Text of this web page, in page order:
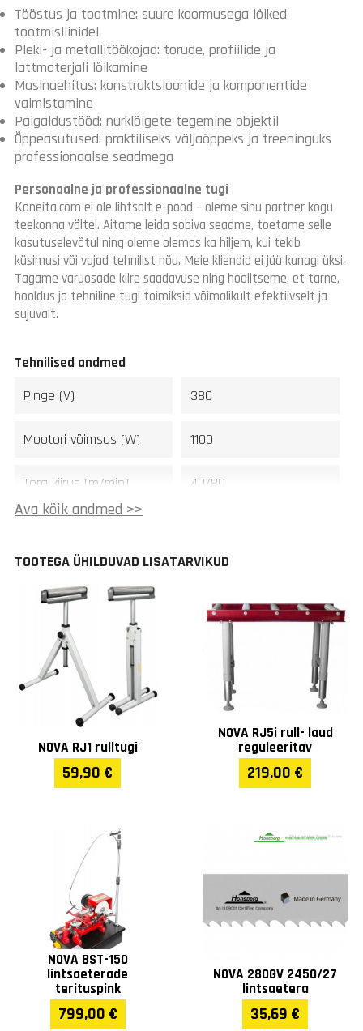
Tööstus ja tootmine: suure koormusega lõiked
tootmisliinidel
Pleki- ja metallitöökojad: torude, profiilide ja
lattmaterjali lõikamine
Masinaehitus: konstruktsioonide ja komponentide
valmistamine
Paigaldustööd: nurklõigete tegemine objektil
Õppeasutused: praktiliseks väljaõppeks ja treeninguks
professionaalse seadmega
Personaalne ja professionaalne tugi
Koneita.com ei ole lihtsalt e-pood – oleme sinu partner kogu
teekonna vältel. Aitame leida sobiva seadme, toetame selle
kasutuselevõtul ning oleme olemas ka hiljem, kui tekib
küsimusi või vajad tehnilist nõu. Meie kliendid ei jää kunagi üksi.
Tagame varuosade kiire saadavuse ning hoolitseme, et tarne,
hooldus ja tehniline tugi toimiksid võimalikult efektiivselt ja
sujuvalt.
Tehnilised andmed
Pinge (V) 380
Mootori võimsus (W) 1100
Tera kiirus (m/min) 40/80
Saagimisnurk (°) 90-60
Max lõikevõimsus
nelikantmaterjalil (mm)
90°/250x155mm
45°/160x110mm
60°/80x95mm
Max lõikevõimsus
ümarmaterjalil (mm)
90°/220mm 45°/160mm
60°/100mm
Laius (mm)
Kõrgus (mm)
Kaal (kg)
Garantii 1 aasta
Ava kõik andmed >>
TOOTEGA ÜHILDUVAD LISATARVIKUD
NOVA RJ1 rulltugi
59,90 €
NOVA RJ5i rull- laud
reguleeritav
219,00 €
NOVA BST-150
lintsaeterade
terituspink
799,00 €
NOVA 280GV 2450/27
lintsaetera
35,69 €